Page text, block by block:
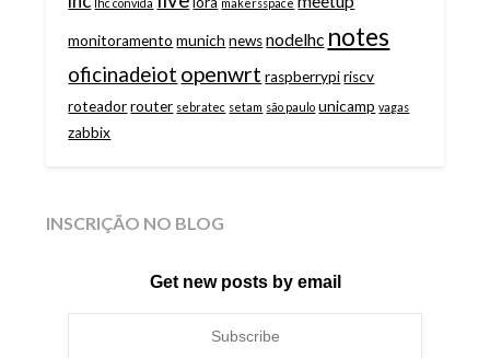
lhc convida makersspace
monitoramento munich news nodelhc notes
oficinadeiot openwrt raspberrypi riscv
roteador router sebratec setam são paulo unicamp vagas
zabbix
INSCRIÇÃO NO BLOG
Get new posts by email